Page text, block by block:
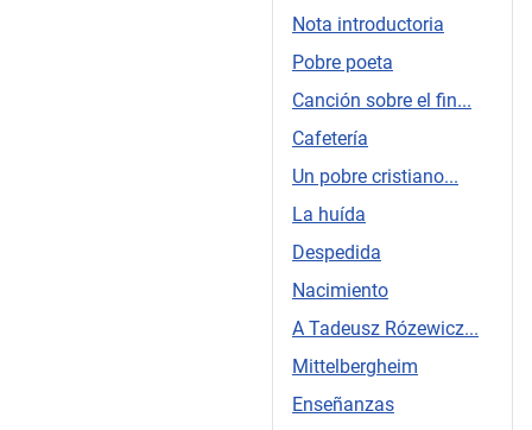
Nota introductoria
Pobre poeta
Canción sobre el fin...
Cafetería
Un pobre cristiano...
La huída
Despedida
Nacimiento
A Tadeusz Rózewicz...
Mittelbergheim
Enseñanzas